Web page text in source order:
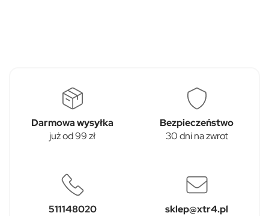
Darmowa wysyłka
już od 99 zł
Bezpieczeństwo
30 dni na zwrot
511148020
sklep@xtr4.pl